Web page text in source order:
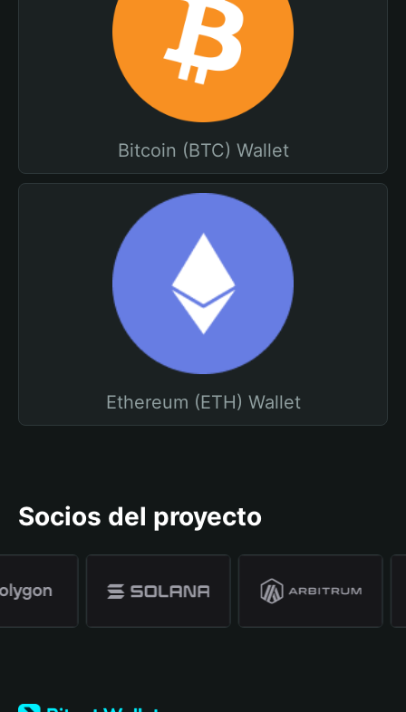
Bitcoin (BTC) Wallet
Ethereum (ETH) Wallet
Socios del proyecto